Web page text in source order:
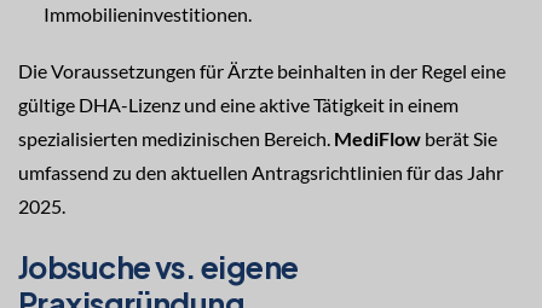
Immobilieninvestitionen.
Die Voraussetzungen für Ärzte beinhalten in der Regel eine
gültige DHA-Lizenz und eine aktive Tätigkeit in einem
spezialisierten medizinischen Bereich. MediFlow berät Sie
umfassend zu den aktuellen Antragsrichtlinien für das Jahr
2025.
Jobsuche vs. eigene